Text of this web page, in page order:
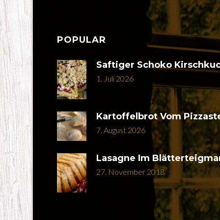
POPULAR
Saftiger Schoko
1. Juli 2026
Kartoffelbrot Vom
7. August 2026
Lasagne Im
27. November 2018